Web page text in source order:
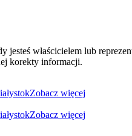
właścicielem lub
korekty informacji.
Zobacz więcej
Zobacz więcej